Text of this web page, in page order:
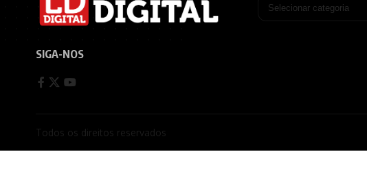
SIGA-NOS
Todos os direitos reservados